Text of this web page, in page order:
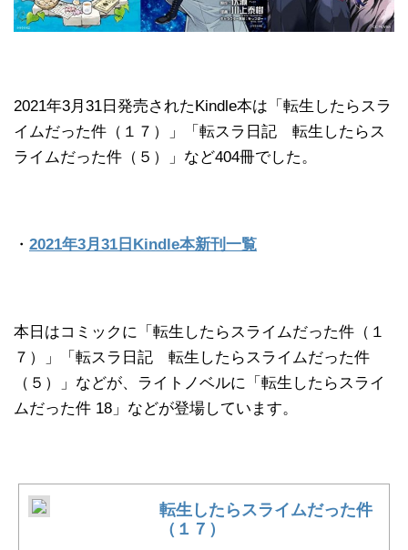
2021年3月31日発売されたKindle本は「転生したらスラ
イムだった件（１７）」「転スラ日記 転生したらス
ライムだった件（５）」など404冊でした。
・ 2021年3月31日Kindle本新刊一覧
本日はコミックに「転生したらスライムだった件（１
７）」「転スラ日記 転生したらスライムだった件
（５）」などが、ライトノベルに「転生したらスライ
ムだった件 18」などが登場しています。
転生したらスライムだった件
（１７）